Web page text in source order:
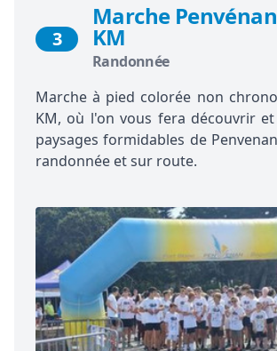
3
Marche
KM
Randonnée
Marche à pied colorée non
KM, où l'on vous fera découvrir
paysages formidables de
randonnée et sur route.